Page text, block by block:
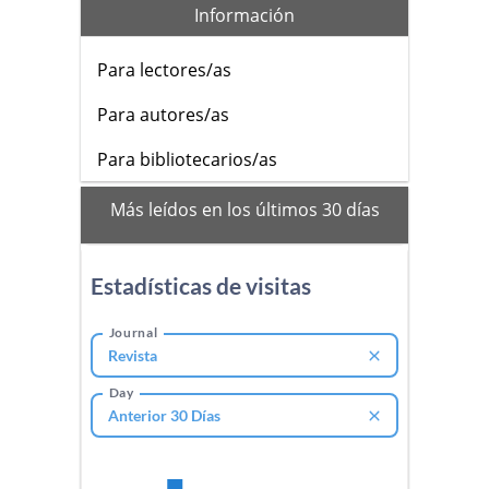
Información
Para lectores/as
Para autores/as
Para bibliotecarios/as
mas_vistos
Más leídos en los últimos 30 días